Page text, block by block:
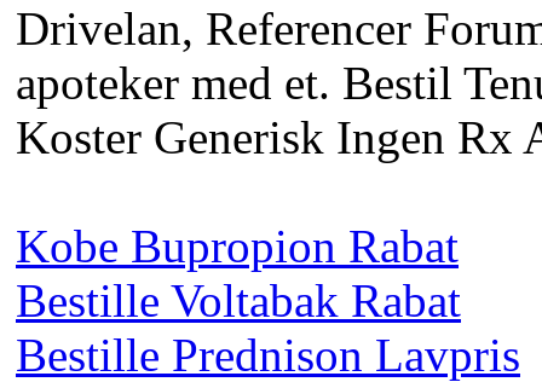
Drivelan, Referencer
apoteker med et. Bestil
Koster Generisk Ingen Rx
Kobe Bupropion Rabat
Bestille Voltabak Rabat
Bestille Prednison Lavpris